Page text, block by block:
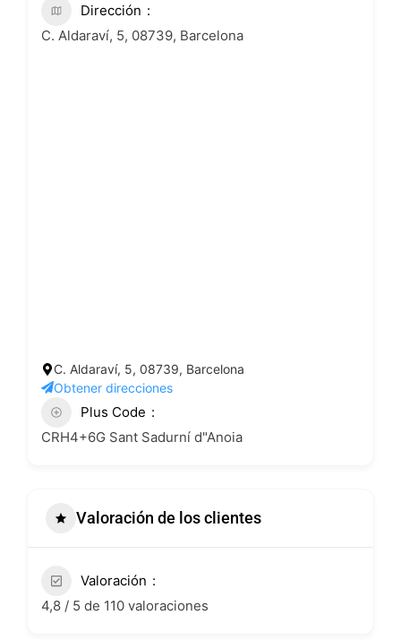
Dirección
C. Aldaraví, 5, 08739, Barcelona
C. Aldaraví, 5, 08739, Barcelona
Obtener direcciones
Plus Code
CRH4+6G Sant Sadurní d"Anoia
Valoración de los clientes
Valoración
4,8 / 5 de 110 valoraciones